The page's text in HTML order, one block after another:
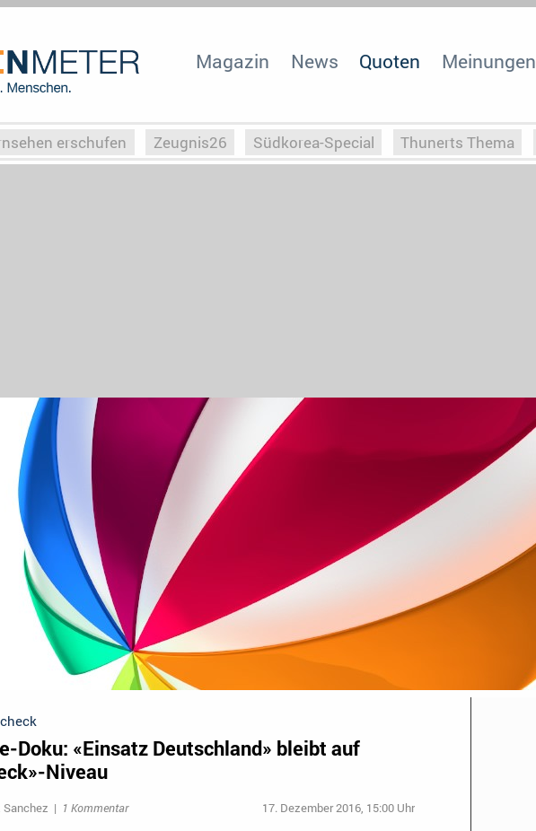
Magazin News Quoten Meinungen
erschufen Zeugnis26 Südkorea-Special Thunerts Thema
Doku: «Einsatz Deutschland» bleibt auf
Niveau
Sanchez | 1 Kommentar 17. Dezember 2016, 15:00 Uhr